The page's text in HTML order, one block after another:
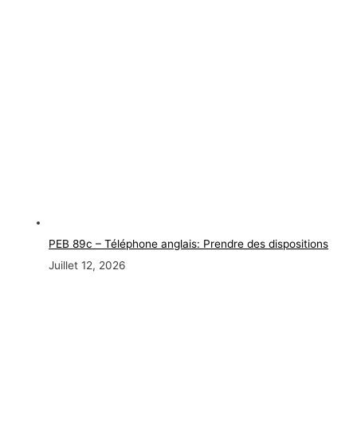
PEB 89c – Téléphone anglais: Prendre des dispositions
Juillet 12, 2026